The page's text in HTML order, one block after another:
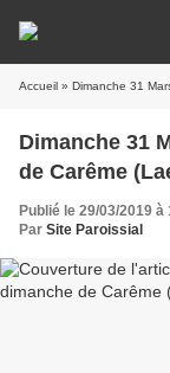
Accueil » Dimanche 31
Dimanche 31
de Carême
Publié le 29/03/2019 à
Par Site Paroissial